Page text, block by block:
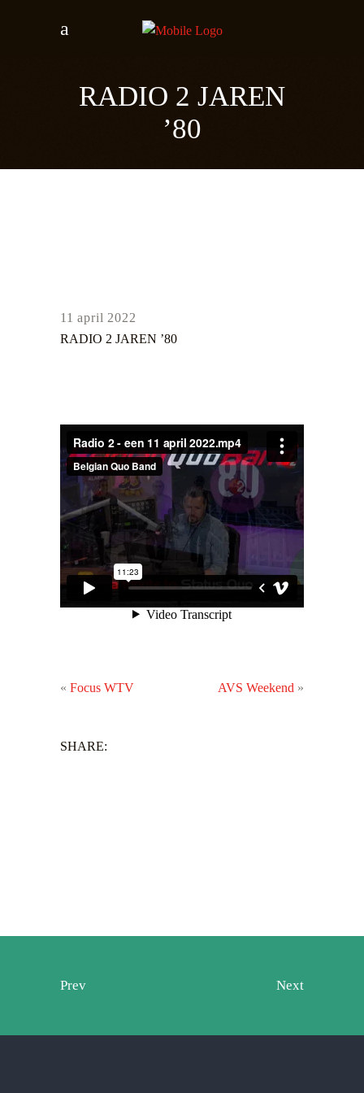
RADIO 2 JAREN
’80
11 april 2022
RADIO 2 JAREN ’80
« Focus WTV AVS Weekend »
SHARE:
Prev Next